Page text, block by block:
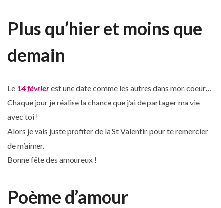
Plus qu’hier et moins que
demain
Le 14 févrierest une date comme les autres dans mon coeur…
Chaque jour je réalise la chance que j’ai de partager ma vie
avec toi !
Alors je vais juste profiter de la St Valentin pour te remercier
de m’aimer.
Bonne fête des amoureux !
Poème d’amour